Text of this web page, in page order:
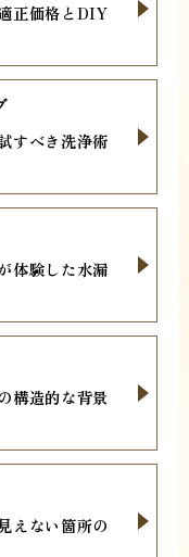
正価格とDIY
すべき洗浄術
体験した水漏
構造的な背景
えない箇所の